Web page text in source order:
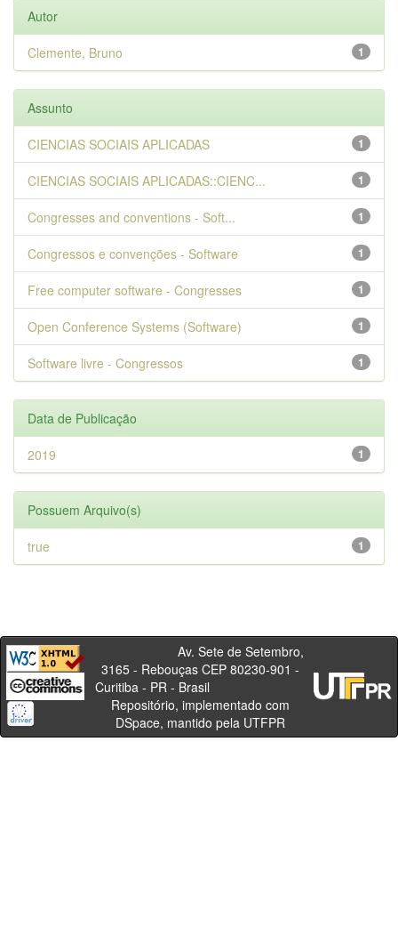
Autor
1
Clemente, Bruno
Assunto
1
CIENCIAS SOCIAIS APLICADAS
1
CIENCIAS SOCIAIS APLICADAS::CIENC...
1
Congresses and conventions - Soft...
1
Congressos e convenções - Software
1
Free computer software - Congresses
1
Open Conference Systems (Software)
1
Software livre - Congressos
Data de Publicação
1
2019
Possuem Arquivo(s)
1
true
Av. Sete de Setembro,
3165 - Rebouças CEP 80230-901 -
Curitiba - PR - Brasil
Repositório, implementado com
DSpace, mantido pela UTFPR